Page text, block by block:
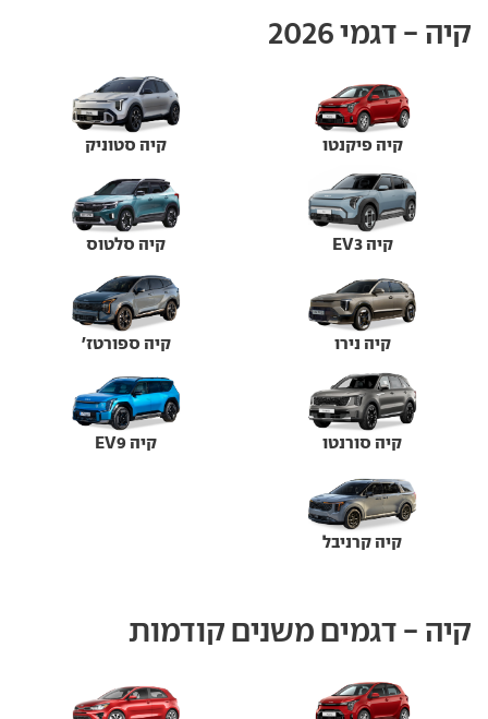
קיה - דגמי 2026
קיה פיקנטו קיה סטוניק
קיה EV3 קיה סלטוס
קיה נירו קיה ספורטז'
קיה סורנטו קיה EV9
קיה קרניבל
קיה - דגמים משנים קודמות